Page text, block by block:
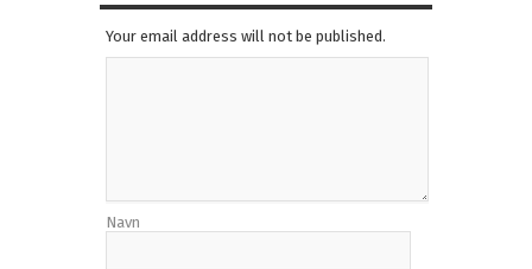
Your email address will not be published.
Navn